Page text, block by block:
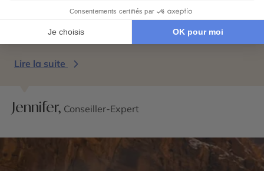
d’une embarcation traditionnelle nommée « dhow »
nombreux mall de la ville.
Lire la suite
Jennifer, Conseiller-Expert